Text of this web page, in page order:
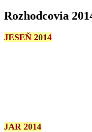
Rozhodcovia
JESEŇ 2014
JAR 2014